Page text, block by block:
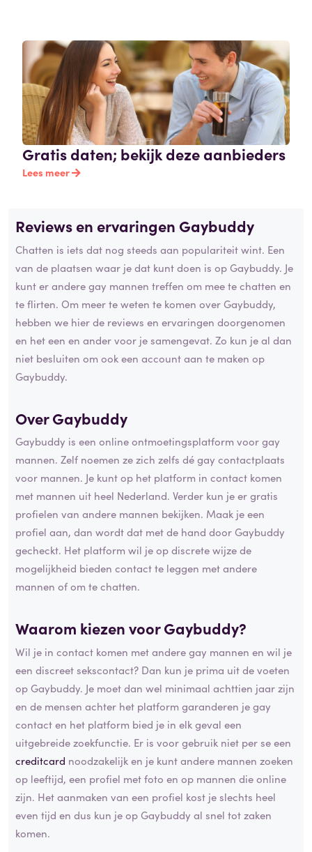
Gratis daten; bekijk deze aanbieders
Lees meer
Reviews en ervaringen Gaybuddy
Chatten is iets dat nog steeds aan populariteit wint. Een
van de plaatsen waar je dat kunt doen is op Gaybuddy. Je
kunt er andere gay mannen treffen om mee te chatten en
te flirten. Om meer te weten te komen over Gaybuddy,
hebben we hier de reviews en ervaringen doorgenomen
en het een en ander voor je samengevat. Zo kun je al dan
niet besluiten om ook een account aan te maken op
Gaybuddy.
Over Gaybuddy
Gaybuddy is een online ontmoetingsplatform voor gay
mannen. Zelf noemen ze zich zelfs dé gay contactplaats
voor mannen. Je kunt op het platform in contact komen
met mannen uit heel Nederland. Verder kun je er gratis
profielen van andere mannen bekijken. Maak je een
profiel aan, dan wordt dat met de hand door Gaybuddy
gecheckt. Het platform wil je op discrete wijze de
mogelijkheid bieden contact te leggen met andere
mannen of om te chatten.
Waarom kiezen voor Gaybuddy?
Wil je in contact komen met andere gay mannen en wil je
een discreet sekscontact? Dan kun je prima uit de voeten
op Gaybuddy. Je moet dan wel minimaal achttien jaar zijn
en de mensen achter het platform garanderen je gay
contact en het platform bied je in elk geval een
uitgebreide zoekfunctie. Er is voor gebruik niet per se een
creditcard noodzakelijk en je kunt andere mannen zoeken
op leeftijd, een profiel met foto en op mannen die online
zijn. Het aanmaken van een profiel kost je slechts heel
even tijd en dus kun je op Gaybuddy al snel tot zaken
komen.